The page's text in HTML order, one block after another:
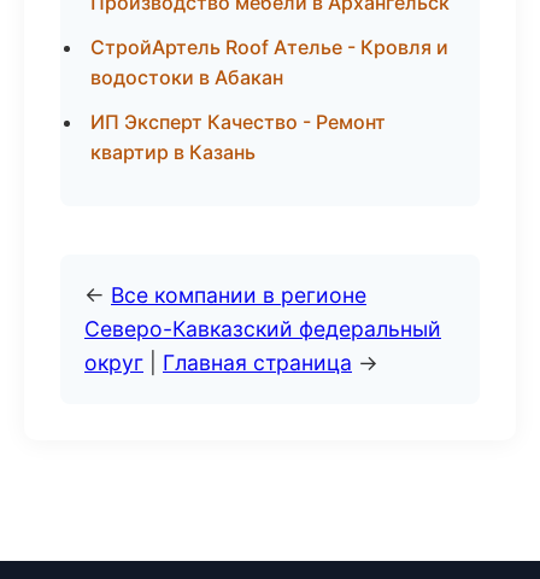
СтройАртель Roof Ателье - Кровля и
водостоки в Абакан
ИП Эксперт Качество - Ремонт
квартир в Казань
← Все компании в регионе
Северо-Кавказский федеральный
округ
Главная страница →